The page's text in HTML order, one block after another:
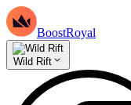
BoostRoyal
Wild Rift